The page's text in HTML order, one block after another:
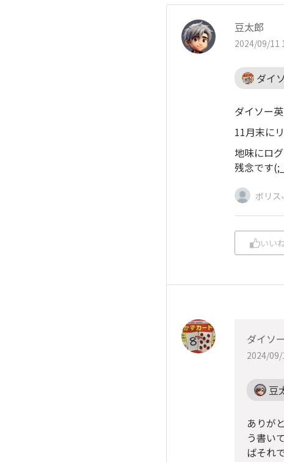
豆太郎
2024/09/11
ダイ
ダイソー
11月末に
地味にロ
残念です
ボリス、
いい
ダイソ
2024/09/
豆
ありが
う書い
ばそれ